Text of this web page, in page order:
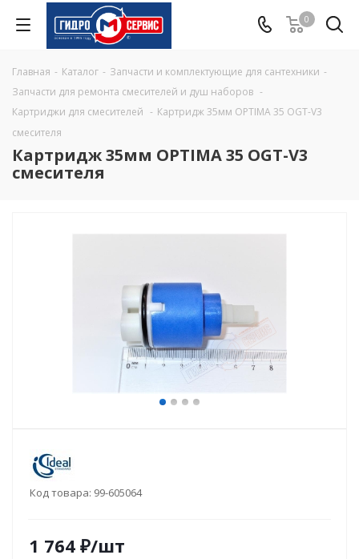
0
Главная - Каталог - Запчасти и комплектующие для сантехники -
Запчасти для ремонта смесителей и душ наборов -
Картриджи для смесителей - Картридж 35мм OPTIMA 35 OGT-V3
смесителя
Картридж 35мм OPTIMA 35 OGT-V3
смесителя
Код товара: 99-605064
1 764 ₽/шт